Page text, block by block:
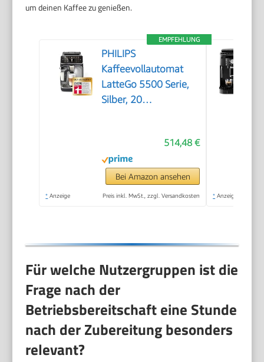
um deinen Kaffee zu genießen.
EMPFEHLUNG
PHILIPS
Kaffeevollautomat
LatteGo 5500 Serie,
Silber, 20
514,48 €
Bei Amazon ansehen
* Anzeige Preis inkl. MwSt., zzgl. Versandkosten * Anzeige
Für welche Nutzergruppen ist die
Frage nach der
Betriebsbereitschaft eine Stunde
nach der Zubereitung besonders
relevant?